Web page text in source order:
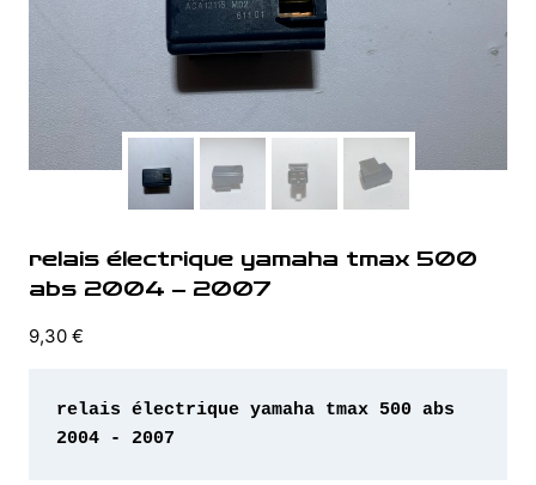
relais électrique yamaha tmax 500
abs 2004 – 2007
9,30 €
relais électrique yamaha tmax 500 abs
2004 - 2007